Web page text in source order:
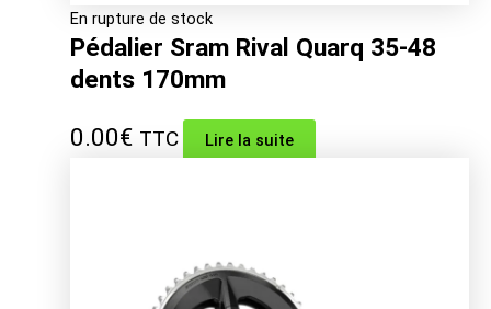
En rupture de stock
Pédalier Sram Rival Quarq 35-48
dents 170mm
0.00€ TTC Lire la suite